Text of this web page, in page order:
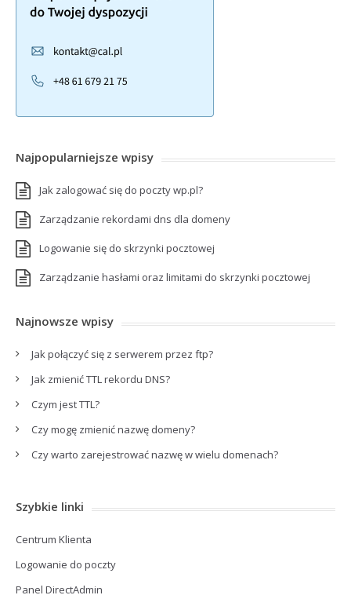
Najpopularniejsze wpisy
Jak zalogować się do poczty wp.pl?
Zarządzanie rekordami dns dla domeny
Logowanie się do skrzynki pocztowej
Zarządzanie hasłami oraz limitami do skrzynki pocztowej
Najnowsze wpisy
Jak połączyć się z serwerem przez ftp?
Jak zmienić TTL rekordu DNS?
Czym jest TTL?
Czy mogę zmienić nazwę domeny?
Czy warto zarejestrować nazwę w wielu domenach?
Szybkie linki
Centrum Klienta
Logowanie do poczty
Panel DirectAdmin